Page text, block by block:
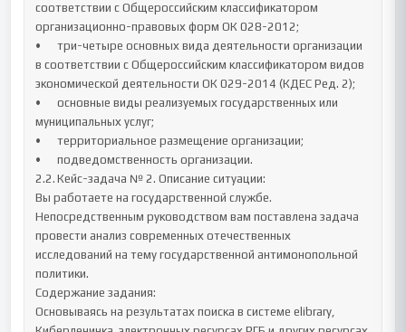
соответствии с Общероссийским классификатором
организационно-правовых форм ОК 028-2012;
•	три-четыре основных вида деятельности организации
в соответствии с Общероссийским классификатором видов
экономической деятельности ОК 029-2014 (КДЕС Ред. 2);
•	основные виды реализуемых государственных или
муниципальных услуг;
•	территориальное размещение организации;
•	подведомственность организации.
2.2.	Кейс-задача № 2. Описание ситуации:
Вы работаете на государственной службе.
Непосредственным руководством вам поставлена задача
провести анализ современных отечественных
исследований на тему государственной антимонопольной
политики.
Содержание задания:
Основываясь на результатах поиска в системе elibrary,